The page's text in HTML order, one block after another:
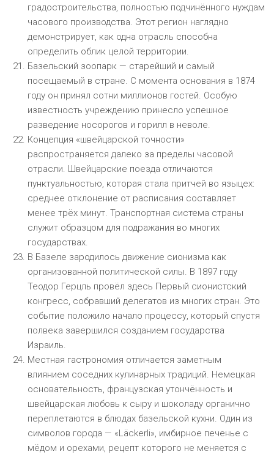
градостроительства, полностью подчинённого нуждам
часового производства. Этот регион наглядно
демонстрирует, как одна отрасль способна
определить облик целой территории.
Базельский зоопарк — старейший и самый
посещаемый в стране. С момента основания в 1874
году он принял сотни миллионов гостей. Особую
известность учреждению принесло успешное
разведение носорогов и горилл в неволе.
Концепция «швейцарской точности»
распространяется далеко за пределы часовой
отрасли. Швейцарские поезда отличаются
пунктуальностью, которая стала притчей во языцех:
среднее отклонение от расписания составляет
менее трёх минут. Транспортная система страны
служит образцом для подражания во многих
государствах.
В Базеле зародилось движение сионизма как
организованной политической силы. В 1897 году
Теодор Герцль провёл здесь Первый сионистский
конгресс, собравший делегатов из многих стран. Это
событие положило начало процессу, который спустя
полвека завершился созданием государства
Израиль.
Местная гастрономия отличается заметным
влиянием соседних кулинарных традиций. Немецкая
основательность, французская утончённость и
швейцарская любовь к сыру и шоколаду органично
переплетаются в блюдах базельской кухни. Один из
символов города — «Läckerli», имбирное печенье с
мёдом и орехами, рецепт которого не меняется с